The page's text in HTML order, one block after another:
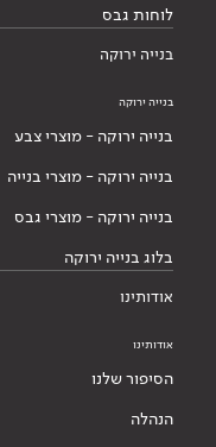
לוחות גבס
בנייה ירוקה
בנייה ירוקה
בנייה ירוקה - מוצרי צבע
בנייה ירוקה - מוצרי בנייה
בנייה ירוקה - מוצרי גבס
בלוג בנייה ירוקה
אודותינו
אודותינו
הסיפור שלנו
הנהלה